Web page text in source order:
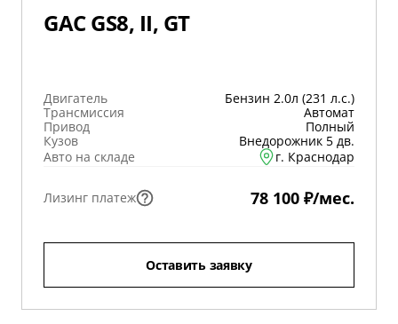
GAC GS8, II, GT
Двигатель
Бензин 2.0л (231 л.с.)
Трансмиссия
Автомат
Привод
Полный
Кузов
Внедорожник 5 дв.
Авто на складе
г. Краснодар
Лизинг платеж 78 100 ₽/мес.
Оставить заявку